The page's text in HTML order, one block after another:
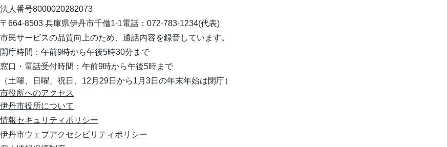
法人番号8000020282073
〒664-8503 兵庫県伊丹市千僧1-1電話：072-783-1234(代表)
市民サービスの品質向上のため、通話内容を録音しています。
開庁時間：午前9時から午後5時30分まで
窓口・電話受付時間：午前9時から午後5時まで
（土曜、日曜、祝日、12月29日から1月3日の年末年始は閉庁）
市役所へのアクセス
伊丹市役所について
情報セキュリティポリシー
伊丹市ウェブアクセシビリティポリシー